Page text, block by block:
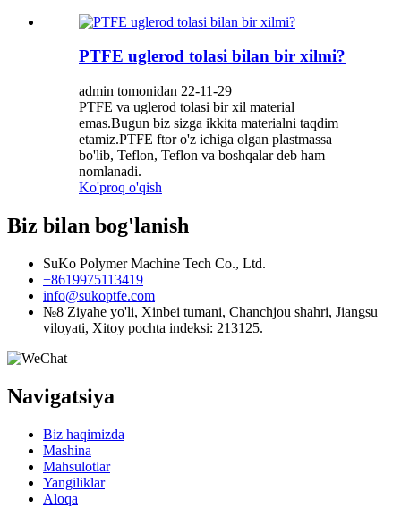
PTFE uglerod tolasi bilan bir xilmi?
admin tomonidan 22-11-29
PTFE va uglerod tolasi bir xil material
emas.Bugun biz sizga ikkita materialni taqdim
etamiz.PTFE ftor o'z ichiga olgan plastmassa
bo'lib, Teflon, Teflon va boshqalar deb ham
nomlanadi.
Ko'proq o'qish
Biz bilan bog'lanish
SuKo Polymer Machine Tech Co., Ltd.
+8619975113419
info@sukoptfe.com
№8 Ziyahe yo'li, Xinbei tumani, Chanchjou shahri, Jiangsu
viloyati, Xitoy pochta indeksi: 213125.
Navigatsiya
Biz haqimizda
Mashina
Mahsulotlar
Yangiliklar
Aloqa